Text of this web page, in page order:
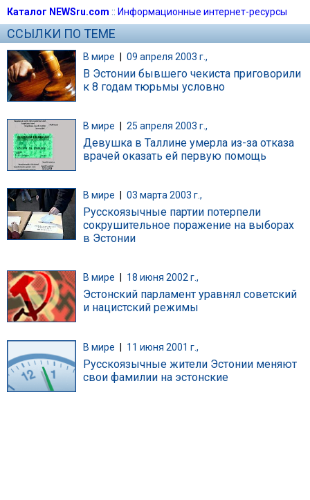
Каталог NEWSru.com :: Информационные интернет-ресурсы
ССЫЛКИ ПО ТЕМЕ
В мире | 09 апреля 2003 г.,
В Эстонии бывшего чекиста приговорили
к 8 годам тюрьмы условно
В мире 25 апреля 2003 г.,
Девушка в Таллине умерла из-за отказа
врачей оказать ей первую помощь
В мире 03 марта 2003 г.,
Русскоязычные партии потерпели
сокрушительное поражение на выборах
в Эстонии
В мире 18 июня 2002 г.,
Эстонский парламент уравнял советский
и нацистский режимы
В мире | 11 июня 2001 г.,
Русскоязычные жители Эстонии меняют
свои фамилии на эстонские